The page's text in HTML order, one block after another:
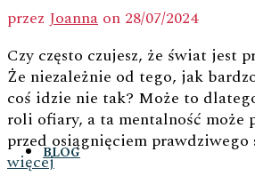
BLOG
przez Joanna on 28/07/2024
Czy często czujesz, że świat jest
Że niezależnie od tego, jak
coś idzie nie tak? Może to
roli ofiary, a ta mentalność może
przed osiągnięciem prawdziwego
więcej